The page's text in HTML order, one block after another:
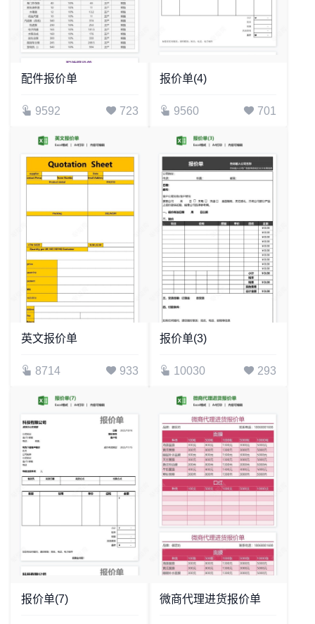
配件报价单
9592 723
报价单(4)
9560 701
英文报价单
8714 933
报价单(3)
10030 293
报价单(7) 微商代理进货报价单